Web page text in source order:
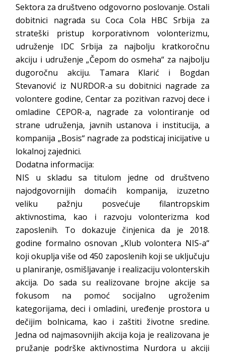
Sektora za društveno odgovorno poslovanje. Ostali
dobitnici nagrada su Coca Cola HBC Srbija za
strateški pristup korporativnom volonterizmu,
udruženje IDC Srbija za najbolju kratkoročnu
akciju i udruženje „Čepom do osmeha“ za najbolju
dugoročnu akciju. Tamara Klarić i Bogdan
Stevanović iz NURDOR-a su dobitnici nagrade za
volontere godine, Centar za pozitivan razvoj dece i
omladine CEPOR-a, nagrade za volontiranje od
strane udruženja, javnih ustanova i institucija, a
kompanija „Bosis“ nagrade za podsticaj inicijative u
lokalnoj zajednici.
Dodatna informacija:
NIS u skladu sa titulom jedne od društveno
najodgovornijih domaćih kompanija, izuzetno
veliku pažnju posvećuje filantropskim
aktivnostima, kao i razvoju volonterizma kod
zaposlenih. To dokazuje činjenica da je 2018.
godine formalno osnovan „Klub volontera NIS-a“
koji okuplja više od 450 zaposlenih koji se uključuju
u planiranje, osmišljavanje i realizaciju volonterskih
akcija. Do sada su realizovane brojne akcije sa
fokusom na pomoć socijalno ugroženim
kategorijama, deci i omladini, uređenje prostora u
dečijim bolnicama, kao i zaštiti životne sredine.
Jedna od najmasovnijih akcija koja je realizovana je
pružanje podrške aktivnostima Nurdora u akciji